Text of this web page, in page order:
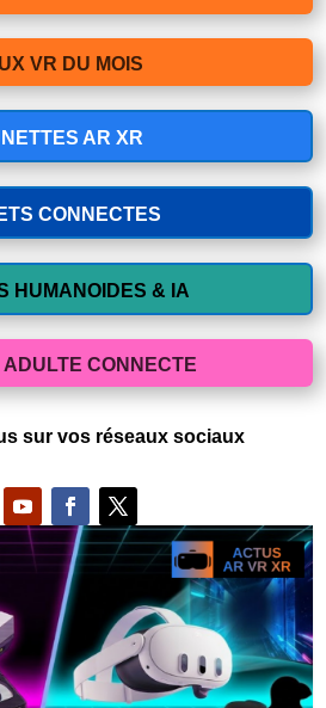
VR DU MOIS
AR XR
CONNECTES
HUMANOIDES & IA
ADULTE CONNECTE
sur vos réseaux sociaux